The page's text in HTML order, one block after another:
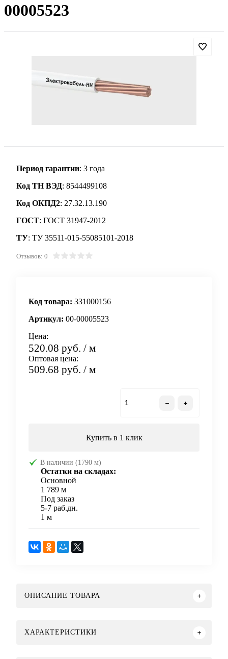
00005523
Период гарантии: 3 года
Код ТН ВЭД: 8544499108
Код ОКПД2: 27.32.13.190
ГОСТ: ГОСТ 31947-2012
ТУ: ТУ 35511-015-55085101-2018
Отзывов: 0
Код товара: 331000156
Артикул: 00-00005523
Цена:
520.08 руб. / м
Оптовая цена:
509.68 руб. / м
Купить в 1 клик
В наличии (1790 м)
Остатки на складах:
Основной
1 789 м
Под заказ
5-7 раб.дн.
1 м
ОПИСАНИЕ ТОВАРА
ХАРАКТЕРИСТИКИ